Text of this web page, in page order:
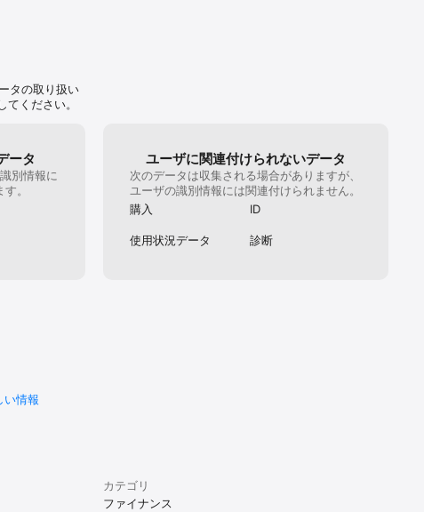
ル」に反映
続き（Vカ
タの取り扱い
てください。
ータ
別情報に
。
ユーザに関連付けられないデータ
次のデータは収集される場合がありますが、
ユーザの識別情報には関連付けられません。
購入
ID
使用状況データ 診断
い情報
カテゴリ
ファイナンス